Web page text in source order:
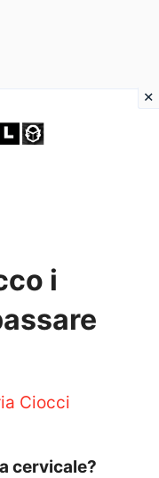
i
Ciocci
cervicale?